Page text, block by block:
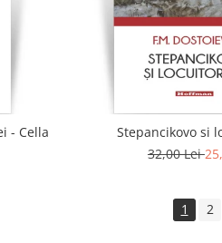
- Cella
Stepancikovo si
32,00 Lei
1 2